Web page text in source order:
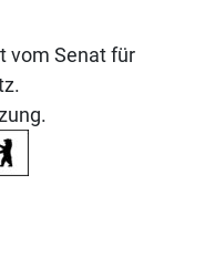
vom Senat für